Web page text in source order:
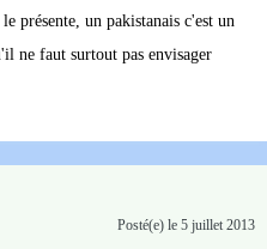
présente, un pakistanais c'est un
ne faut surtout pas envisager
Posté(e) le 5 juillet 2013